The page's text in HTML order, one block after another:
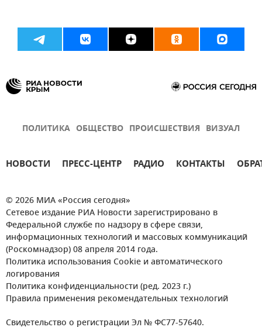
ПОЛИТИКА ОБЩЕСТВО ПРОИСШЕСТВИЯ ВИЗУАЛ
НОВОСТИ ПРЕСС-ЦЕНТР РАДИО КОНТАКТЫ
© 2026 МИА «Россия сегодня»
Сетевое издание РИА Новости зарегистрировано в
Федеральной службе по надзору в сфере связи,
информационных технологий и массовых коммуникаций
(Роскомнадзор) 08 апреля 2014 года.
Политика использования Cookie и автоматического
логирования
Политика конфиденциальности (ред. 2023 г.)
Правила применения рекомендательных технологий
Свидетельство о регистрации Эл № ФС77-57640.